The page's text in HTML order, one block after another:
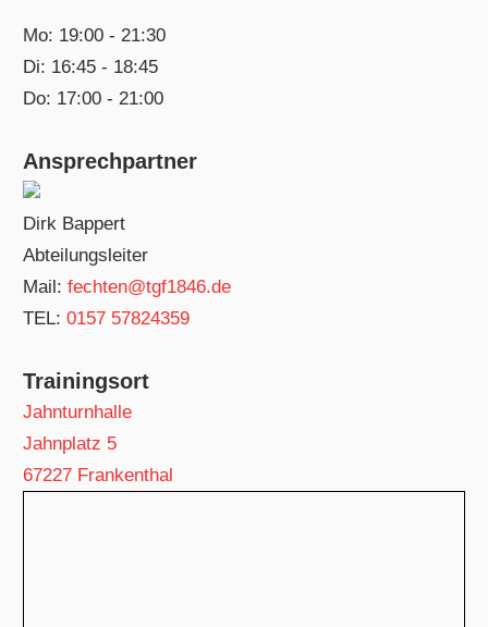
Mo: 19:00 - 21:30
Di: 16:45 - 18:45
Do: 17:00 - 21:00
Ansprechpartner
Dirk Bappert
Abteilungsleiter
Mail:fechten@tgf1846.de
TEL:0157 57824359
Trainingsort
Jahnturnhalle
Jahnplatz 5
67227 Frankenthal